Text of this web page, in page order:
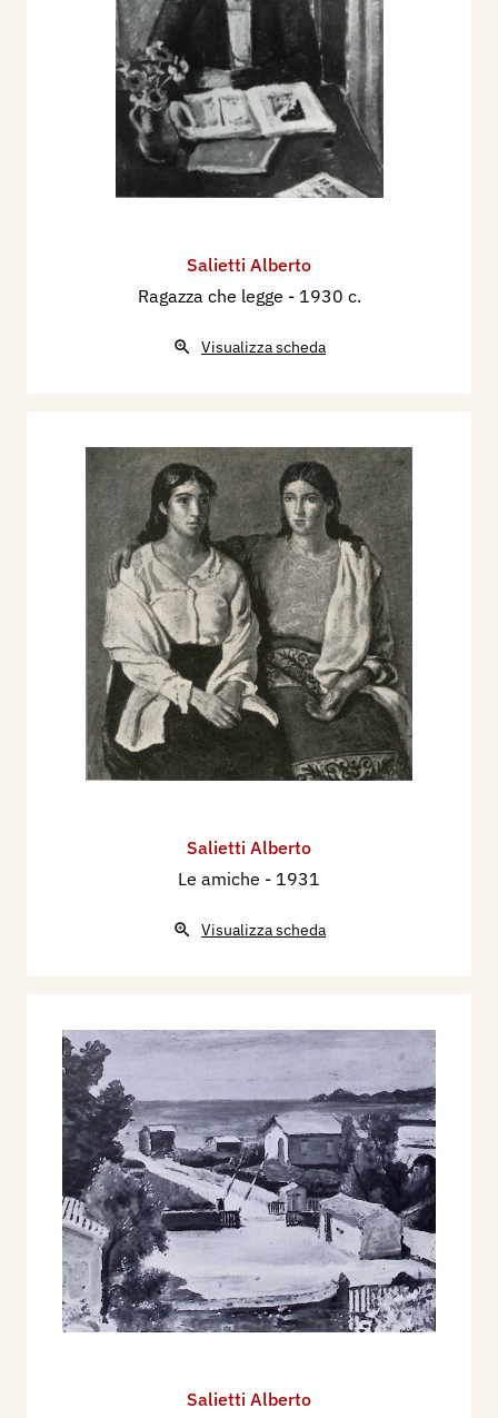
Salietti Alberto
Ragazza che legge - 1930 c.
Visualizza scheda
Salietti Alberto
Le amiche - 1931
Visualizza scheda
Salietti Alberto